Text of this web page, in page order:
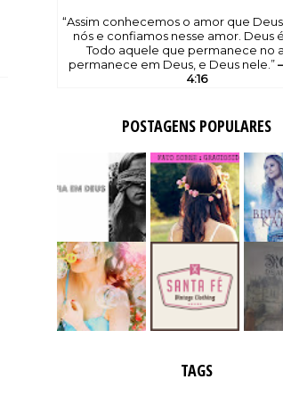
“Assim conhecemos o amor que
nós e confiamos nesse amor. Deus
Todo aquele que permanece no
permanece em Deus, e Deus nele.”
4:16
POSTAGENS POPULARES
TAGS